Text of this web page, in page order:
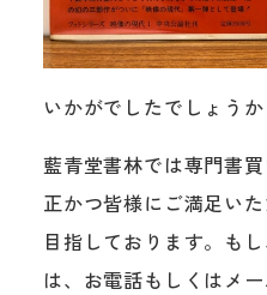
いかがでしたでしょうか
藍青堂書林では専門書
正かつ皆様にご満足い
目指しております。も
は、お電話もしくはメ